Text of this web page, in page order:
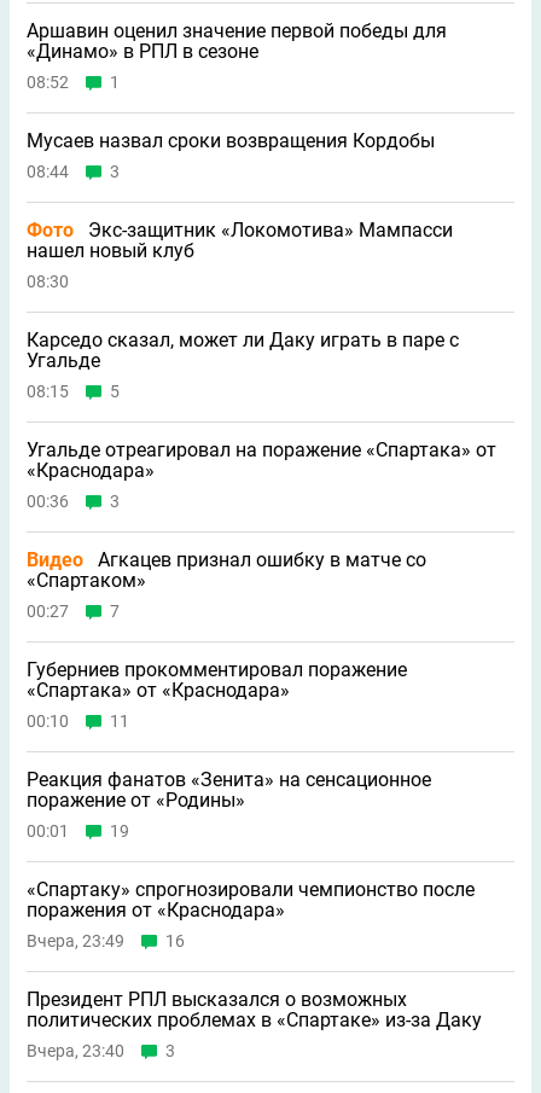
Аршавин оценил значение первой победы для
«Динамо» в РПЛ в сезоне
08:52 1
Мусаев назвал сроки возвращения Кордобы
08:44 3
Фото
Экс-защитник «Локомотива» Мампасси
нашел новый клуб
08:30
Карседо сказал, может ли Даку играть в паре с
Угальде
08:15 5
Угальде отреагировал на поражение «Спартака» от
«Краснодара»
00:36 3
Видео
Агкацев признал ошибку в матче со
«Спартаком»
00:27 7
Губерниев прокомментировал поражение
«Спартака» от «Краснодара»
00:10 11
Реакция фанатов «Зенита» на сенсационное
поражение от «Родины»
00:01 19
«Спартаку» спрогнозировали чемпионство после
поражения от «Краснодара»
Вчера, 23:49 16
Президент РПЛ высказался о возможных
политических проблемах в «Спартаке» из-за Даку
Вчера, 23:40 3